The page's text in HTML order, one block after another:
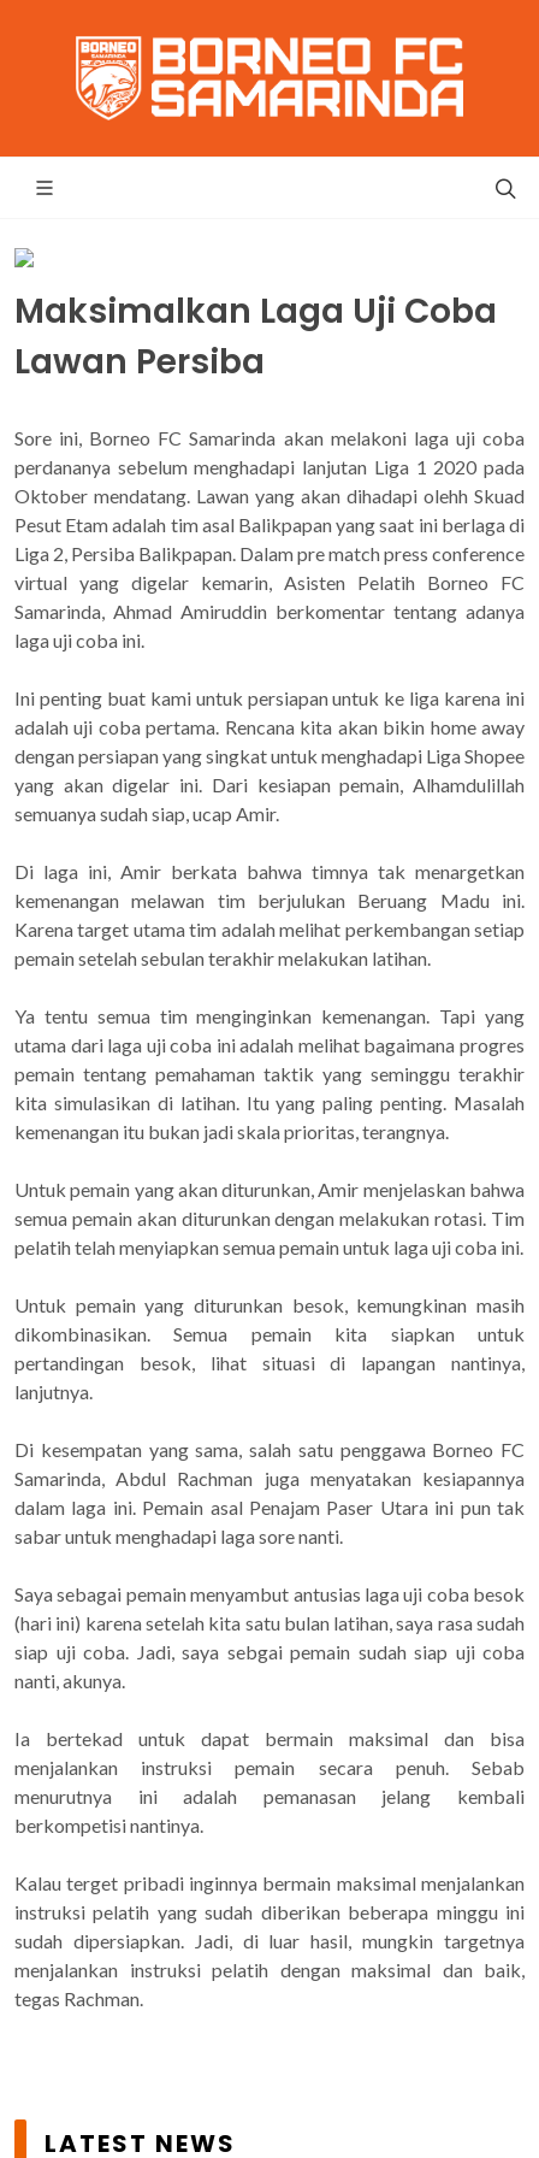
Maksimalkan Laga Uji Coba
Lawan Persiba
Sore ini, Borneo FC Samarinda akan melakoni laga uji coba
perdananya sebelum menghadapi lanjutan Liga 1 2020 pada
Oktober mendatang. Lawan yang akan dihadapi olehh Skuad
Pesut Etam adalah tim asal Balikpapan yang saat ini berlaga di
Liga 2, Persiba Balikpapan. Dalam pre match press conference
virtual yang digelar kemarin, Asisten Pelatih Borneo FC
Samarinda, Ahmad Amiruddin berkomentar tentang adanya
laga uji coba ini.
Ini penting buat kami untuk persiapan untuk ke liga karena ini
adalah uji coba pertama. Rencana kita akan bikin home away
dengan persiapan yang singkat untuk menghadapi Liga Shopee
yang akan digelar ini. Dari kesiapan pemain, Alhamdulillah
semuanya sudah siap, ucap Amir.
Di laga ini, Amir berkata bahwa timnya tak menargetkan
kemenangan melawan tim berjulukan Beruang Madu ini.
Karena target utama tim adalah melihat perkembangan setiap
pemain setelah sebulan terakhir melakukan latihan.
Ya tentu semua tim menginginkan kemenangan. Tapi yang
utama dari laga uji coba ini adalah melihat bagaimana progres
pemain tentang pemahaman taktik yang seminggu terakhir
kita simulasikan di latihan. Itu yang paling penting. Masalah
kemenangan itu bukan jadi skala prioritas, terangnya.
Untuk pemain yang akan diturunkan, Amir menjelaskan bahwa
semua pemain akan diturunkan dengan melakukan rotasi. Tim
pelatih telah menyiapkan semua pemain untuk laga uji coba ini.
Untuk pemain yang diturunkan besok, kemungkinan masih
dikombinasikan. Semua pemain kita siapkan untuk
pertandingan besok, lihat situasi di lapangan nantinya,
lanjutnya.
Di kesempatan yang sama, salah satu penggawa Borneo FC
Samarinda, Abdul Rachman juga menyatakan kesiapannya
dalam laga ini. Pemain asal Penajam Paser Utara ini pun tak
sabar untuk menghadapi laga sore nanti.
Saya sebagai pemain menyambut antusias laga uji coba besok
(hari ini) karena setelah kita satu bulan latihan, saya rasa sudah
siap uji coba. Jadi, saya sebgai pemain sudah siap uji coba
nanti, akunya.
Ia bertekad untuk dapat bermain maksimal dan bisa
menjalankan instruksi pemain secara penuh. Sebab
menurutnya ini adalah pemanasan jelang kembali
berkompetisi nantinya.
Kalau terget pribadi inginnya bermain maksimal menjalankan
instruksi pelatih yang sudah diberikan beberapa minggu ini
sudah dipersiapkan. Jadi, di luar hasil, mungkin targetnya
menjalankan instruksi pelatih dengan maksimal dan baik,
tegas Rachman.
LATEST NEWS